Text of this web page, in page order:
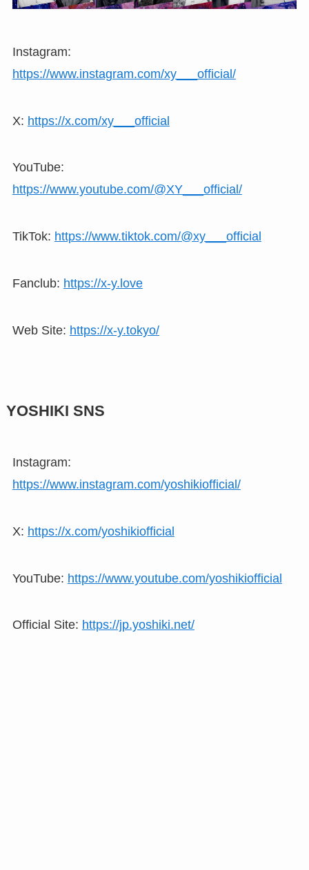
Instagram:
https://www.instagram.com/xy___official/
X: https://x.com/xy___official
YouTube:
https://www.youtube.com/@XY___official/
TikTok: https://www.tiktok.com/@xy___official
Fanclub: https://x-y.love
Web Site: https://x-y.tokyo/
YOSHIKI SNS
Instagram:
https://www.instagram.com/yoshikiofficial/
X: https://x.com/yoshikiofficial
YouTube: https://www.youtube.com/yoshikiofficial
Official Site: https://jp.yoshiki.net/